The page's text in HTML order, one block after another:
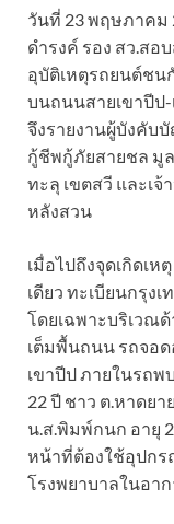
วันที่ 23 พฤษภาคม
ดำรงค์ รอง สว.สอ
อุบัติเหตุรถยนต์ชน
บนถนนสายเขาปีป-
จึงรายงานผู้บังคับ
กู้ชีพกู้ภัยสายชล มู
ทะลุ เขตสวี และเ
หลังสวน
เมื่อไปถึงจุดเกิดเ
เดียว ทะเบียนกรุง
โดยเฉพาะบริเวณ
เต็มพื้นถนน รถจอ
เขาปีป ภายในรถพ
22 ปี ชาว ต.หาดย
น.ส.พิมพ์กนก อายุ
หน้าที่ต้องใช้อุปกร
โรงพยาบาลในอา